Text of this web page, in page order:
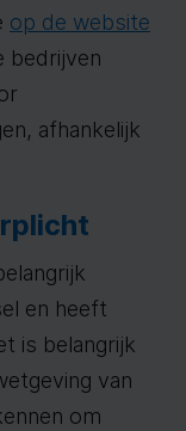
op de website
bedrijven
afhankelijk
en heeft
is belangrijk
van
om